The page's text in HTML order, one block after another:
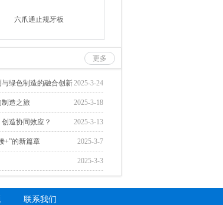
六爪通止规牙板
更多
2025-3-24
绿色制造的融合创新
2025-3-18
造之旅
2025-3-13
造协同效应？
2025-3-7
+”的新篇章
2025-3-3
联系我们